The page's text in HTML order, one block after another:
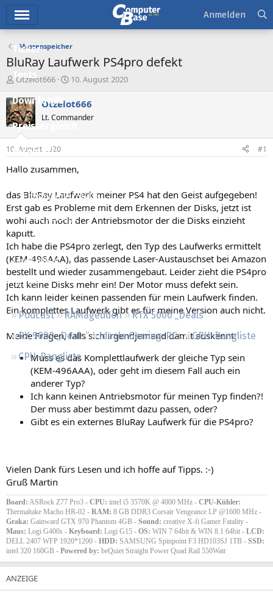
Ticker
Tests
Downloads
Preisvergleich
Forum
Aktuelles
Empfohlene Inhalte
Neue Beiträge
Neueste Aktivitäten
Leserartikel
Regeln
Podcast RAMageddon
RTX 5000 „Deals“
RX 9000 „Deals“
Ideale Gaming-PCs
GPU-Rangliste
CPU-Rangliste
Anmelden
Massenspeicher
BluRay Laufwerk PS4pro defekt
E
s
t
e
e
r
Otzelot666
E
s
e
t
a
m
10. August 2020
Otzelot666
Lt. Commander
10. August 2020 #1
Hallo zusammen,
das BluRay Laufwerk meiner PS4 hat den Geist aufgegeben!
Erst gab es Probleme mit dem Erkennen der Disks, jetzt ist
wohl auch noch der Antriebsmotor der die Disks einzieht
kaputt.
Ich habe die PS4pro zerlegt, den Typ des Laufwerks ermittelt
(KEM-496AAA), das passende Laser-Austauschset bei Amazon
bestellt und wieder zusammengebaut. Leider zieht die PS4pro
jetzt keine Disks mehr ein! Der Motor muss defekt sein.
Ich kann leider keinen passenden für mein Laufwerk finden.
Ein komplettes Laufwerk gibt es für meine Version auch nicht.
Meine Fragen, falls sich irgendjemand damit auskennt:
Muss es das Komplettlaufwerk der gleiche Typ sein
(KEM-496AAA), oder geht im diesem Fall auch ein
anderer Typ?
Ich kann keinen Antriebsmotor für meinen Typ finden?!
Der muss aber bestimmt dazu passen, oder?
Gibt es ein externes BluRay Laufwerk für die PS4pro?
Vielen Dank fürs Lesen und ich hoffe auf Tipps. :-)
Gruß Martin
Board: ASRock Z77 Pro3 - CPU: intel i5 3570K @ 4000 MHz - CPU-Kühler:
Thermaltake Macho HR-02 - RAM: 8 GB DDR3 Corsair Vengeance LP @1600 MHz -
Graka: Gainward GTX 970 Phantom 4GB - Sound: creative X-fi Gamer Fatality -
Maus: Logi G400s - Keyboard: Logi G15 - OS: WIN 7 64bit & WIN 8.1 64bit - LCD:
DELL 2407 WFP 1920*1200 - HDD: SAMSUNG Spinpoint F3 HD103SJ 1TB - SSD:
intel 320 160GB - Powered by: beQuiet Straight Power Quad Rail 550Watt